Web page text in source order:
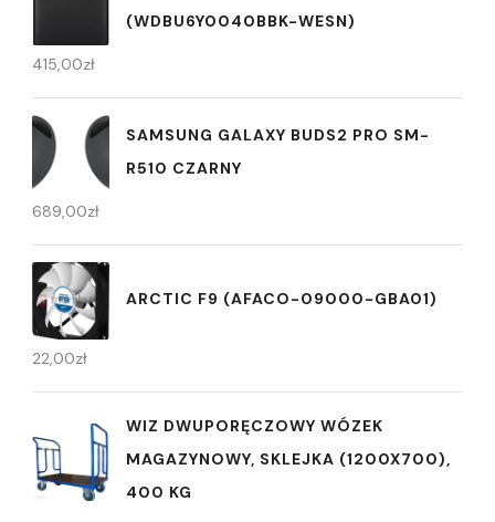
(WDBU6Y0040BBK-WESN)
415,00zł
SAMSUNG GALAXY BUDS2 PRO SM-
R510 CZARNY
689,00zł
ARCTIC F9 (AFACO-09000-GBA01)
22,00zł
WIZ DWUPORĘCZOWY WÓZEK
MAGAZYNOWY, SKLEJKA (1200X700),
400 KG